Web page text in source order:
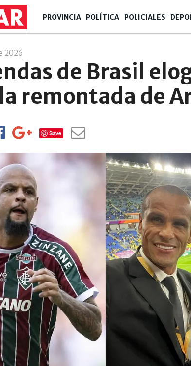
PROVINCIA POLÍTICA POLICIALES
2026
de Brasil
remontada de
Save